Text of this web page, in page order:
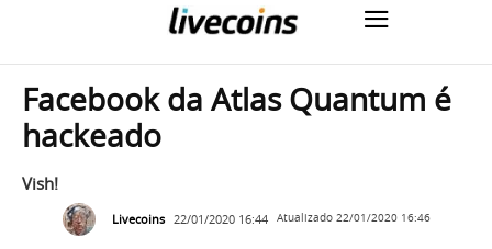
Facebook da Atlas Quantum é
hackeado
Vish!
Livecoins 22/01/2020 16:44 Atualizado 22/01/2020 16:46